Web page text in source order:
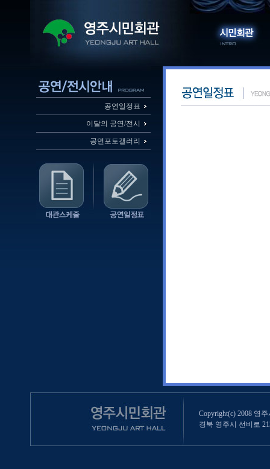
공연일정표
이달의 공연/전시
공연포토갤러리
Copyright(c) 2008 영
경북 영주시 선비로